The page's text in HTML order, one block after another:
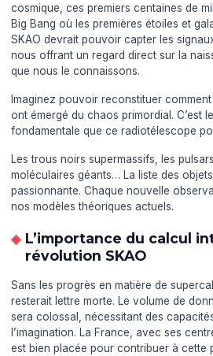
cosmique, ces premiers centaines de
Big Bang où les premières étoiles et
SKAO devrait pouvoir capter les
nous offrant un regard direct sur la
que nous le connaissons.
Imaginez pouvoir reconstituer
ont émergé du chaos primordial. C’est
fondamentale que ce radiotélescope
Les trous noirs supermassifs, les
moléculaires géants… La liste des
passionnante. Chaque nouvelle
nos modèles théoriques actuels.
L’importance du calcul
révolution SKAO
Sans les progrès en matière de
resterait lettre morte. Le volume de
sera colossal, nécessitant des
l’imagination. La France, avec ses
est bien placée pour contribuer à cette